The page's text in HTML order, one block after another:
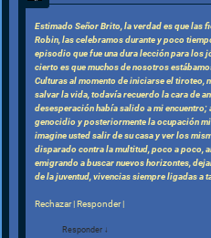
Estimado Señor Brito, la verdad es que las
Robin, las celebramos durante y poco
episodio que fue una dura lección para los
cierto es que muchos de nosotros
Culturas al momento de iniciarse el tiroteo,
salvar la vida, todavía recuerdo la cara de
desesperación había salido a mi
genocidio y posteriormente la ocupación
imagine usted salir de su casa y ver los
disparado contra la multitud, poco a poco,
emigrando a buscar nuevos horizontes,
de la juventud, vivencias siempre ligadas a
Rechazar | Responder |
Responder ↓